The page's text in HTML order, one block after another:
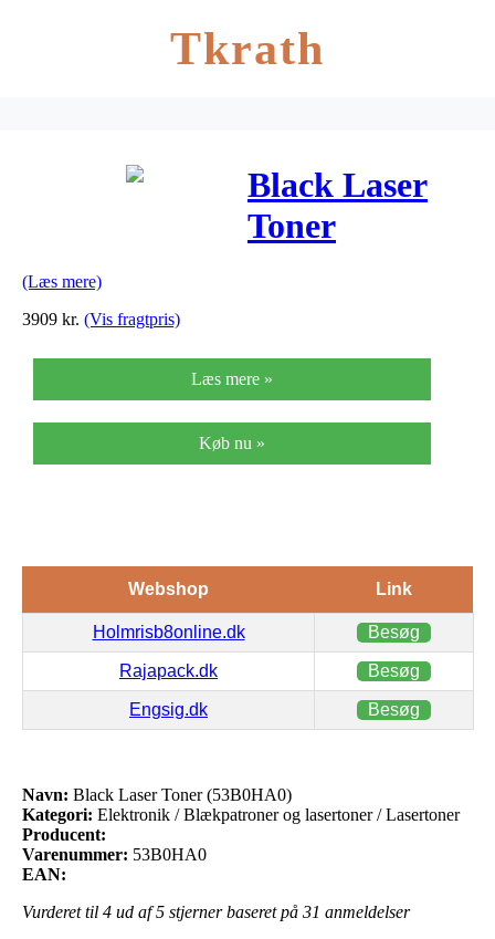
Tkrath
Black Laser
Toner
(Læs mere)
3909 kr. (Vis fragtpris)
Læs mere »
Køb nu »
Webshop Link
Holmrisb8online.dk Besøg
Rajapack.dk Besøg
Engsig.dk Besøg
Navn: Black Laser Toner (53B0HA0)
Kategori: Elektronik / Blækpatroner og lasertoner / Lasertoner
Producent:
Varenummer: 53B0HA0
EAN:
Vurderet til 4 ud af 5 stjerner baseret på 31 anmeldelser